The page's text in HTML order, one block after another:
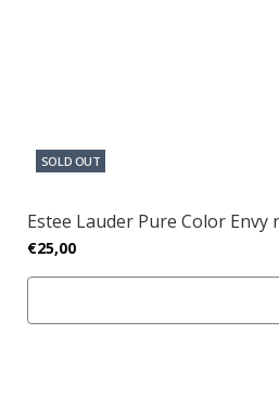
SOLD OUT
Estee Lauder Pure Color Envy
€25,00